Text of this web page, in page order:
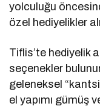
yolculuğu
özel hediyelikler
Tiflis’te hediyelik
seçenekler
geleneksel
el yapımı gümüş